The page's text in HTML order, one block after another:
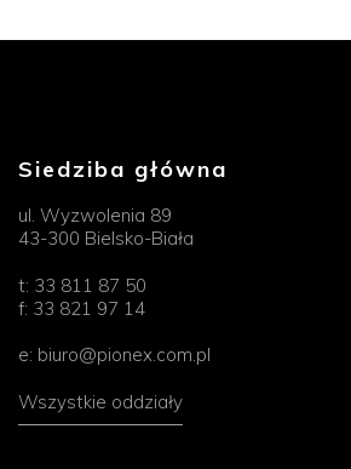
Siedziba główna
ul. Wyzwolenia 89
43-300 Bielsko-Biała
t: 33 811 87 50
f: 33 821 97 14
e: biuro@pionex.com.pl
Wszystkie oddziały